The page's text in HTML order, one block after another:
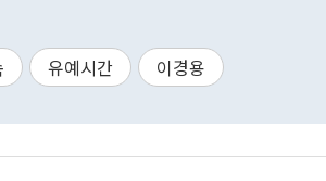
유예시간 이경용